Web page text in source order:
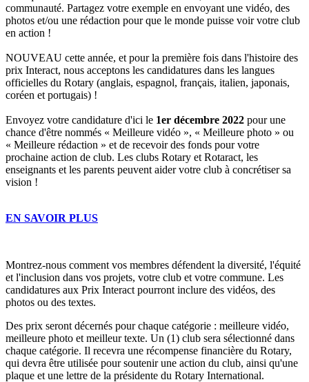
communauté. Partagez votre exemple en envoyant une vidéo, des
photos et/ou une rédaction pour que le monde puisse voir votre club
en action !
NOUVEAU cette année, et pour la première fois dans l'histoire des
prix Interact, nous acceptons les candidatures dans les langues
officielles du Rotary (anglais, espagnol, français, italien, japonais,
coréen et portugais) !
Envoyez votre candidature d'ici le 1er décembre 2022 pour une
chance d'être nommés « Meilleure vidéo », « Meilleure photo » ou
« Meilleure rédaction » et de recevoir des fonds pour votre
prochaine action de club. Les clubs Rotary et Rotaract, les
enseignants et les parents peuvent aider votre club à concrétiser sa
vision !
EN SAVOIR PLUS
Montrez-nous comment vos membres défendent la diversité, l'équité
et l'inclusion dans vos projets, votre club et votre commune. Les
candidatures aux Prix Interact pourront inclure des vidéos, des
photos ou des textes.
Des prix seront décernés pour chaque catégorie : meilleure vidéo,
meilleure photo et meilleur texte. Un (1) club sera sélectionné dans
chaque catégorie. Il recevra une récompense financière du Rotary,
qui devra être utilisée pour soutenir une action du club, ainsi qu'une
plaque et une lettre de la présidente du Rotary International.